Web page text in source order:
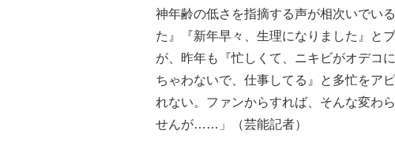
神年齢の低さを指摘する声が相次いでい
た』『新年早々、生理になりました』と
が、昨年も『忙しくて、ニキビがオデコ
ちゃわないで、仕事してる』と多忙をア
れない。ファンからすれば、そんな変わ
せんが……」（芸能記者）